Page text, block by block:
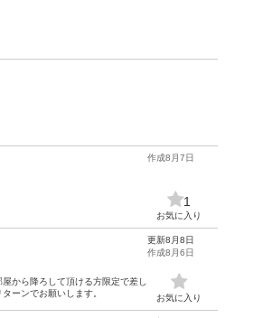
作成8月7日
1
お気に入り
から降ろして頂ける方限定で差し
ーンでお願いします。
更新8月8日
作成8月6日
お気に入り